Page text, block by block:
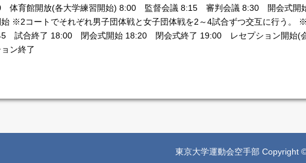
体育館開放(各大学練習開始) 8:00 監督会議 8:15 審判会議 8:30 開会式
※2コートでそれぞれ男子団体戦と女子団体戦を2～4試合ずつ交互に行う。 ※
試合終了 18:00 閉会式開始 18:20 閉会式終了 19:00 レセプション開始(
ン終了
東京大学運動会空手部 Copyright